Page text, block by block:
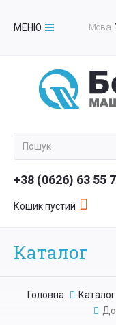
МЕНЮ
Toggle
Мова
+38 (0626) 63 55
Кошик пустий
Каталог
Головна Каталог